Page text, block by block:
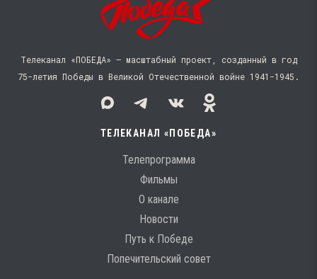
Телеканал «ПОБЕДА» — масштабный проект, созданный в год
75-летия Победы в Великой Отечественной войне 1941−1945.
ТЕЛЕКАНАЛ «ПОБЕДА»
Телепрограмма
Фильмы
О канале
Новости
Путь к Победе
Попечительский совет